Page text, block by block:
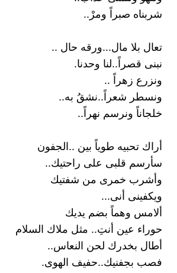
شربناه صبراً ومرْ..
تعال بلا مال...ورقه حال ..
نبنى قصراً..لنا وحدنا.
ونزرع زهراً ..
ونسطر شعراً..نشقُ به..
خلجاناً ونرسم نهراً..
أراك تحبيه طوياً بين ..الجفون
سأرسم قلبى على راحتيك..
وأشرب خمرى من شفتيك
ويكفينى أنى...
ألامس وهماً بضم يديك
حوراء عين أنتِ.. مثل ملاك السلام
أطال بخدرك لحن النعاس..
فصب بجفنيك..حفيف الهوى.